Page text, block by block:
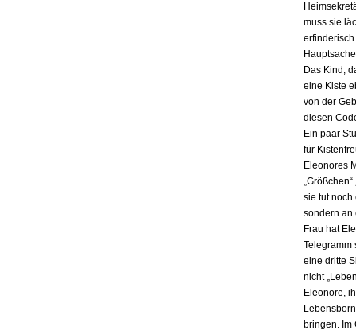
muss sie
Das Kind,
eine Kiste
von der
diesen
Ein paar
für
Eleonores
sie tut noch
sondern an
Frau hat
Telegramm
eine dritte
nicht
Eleonore,
bringen. Im